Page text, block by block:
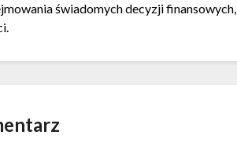
świadomych decyzji finansowych,